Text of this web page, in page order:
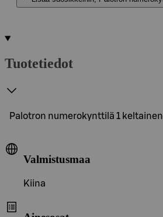
Tuotetiedot
Palotron numerokynttilä 1 keltainen
Valmistusmaa
Kiina